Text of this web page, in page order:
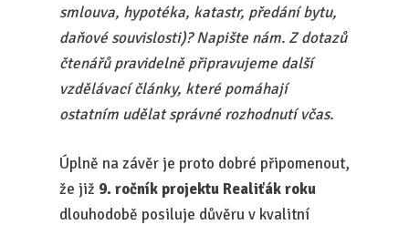
smlouva, hypotéka, katastr, předání bytu,
daňové souvislosti)? Napište nám. Z dotazů
čtenářů pravidelně připravujeme další
vzdělávací články, které pomáhají
ostatním udělat správné rozhodnutí včas.
Úplně na závěr je proto dobré připomenout,
že již 9. ročník projektu Realiťák roku
dlouhodobě posiluje důvěru v kvalitní